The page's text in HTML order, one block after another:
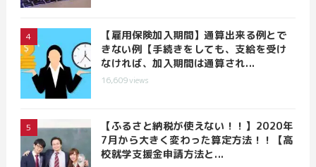
【雇用保険加入期間】通算出来る例とで
きない例【手続きをしても、支給を受け
なければ、加入期間は通算され...
16,609views
【ふるさと納税が使えない！！】2020年
7月から大きく変わった算定方法！！【高
校就学支援金申請方法と...